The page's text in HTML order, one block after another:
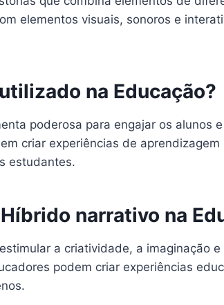
elementos visuais, sonoros e
na Educação?
poderosa para engajar os alunos
criar experiências de
estudantes.
narrativo na
a criatividade, a imaginação
podem criar experiências